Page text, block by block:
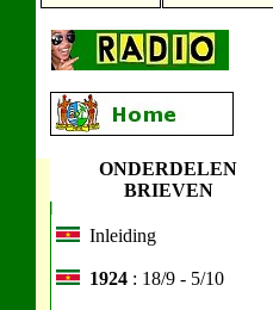
ONDERDELEN
BRIEVEN
Inleiding
1924: 18/9 - 5/10